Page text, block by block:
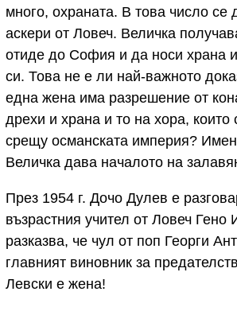
много, охраната. В това число се
аскери от Ловеч. Величка
отиде до София и да носи храна
си. Това не е ли най-важното
една жена има разрешение от
дрехи и храна и то на хора, които
срещу османската империя?
Величка дава началото на
През 1954 г. Дочо Дулев е
възрастния учител от Ловеч Гено
разказва, че чул от поп Георги
главният виновник за
Левски е жена!